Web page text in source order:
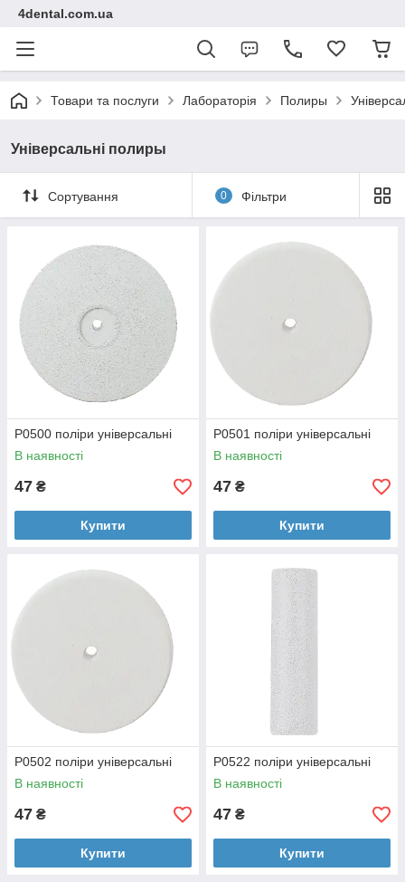
4dental.com.ua
Товари та послуги Лабораторія Полиры
Універсальні полиры
Сортування 0 Фільтри
P0500 поліри універсальні
В наявності
47 ₴
Купити
P0501 поліри універсальні
В наявності
47 ₴
Купити
P0502 поліри універсальні
В наявності
47 ₴
Купити
P0522 поліри універсальні
В наявності
47 ₴
Купити